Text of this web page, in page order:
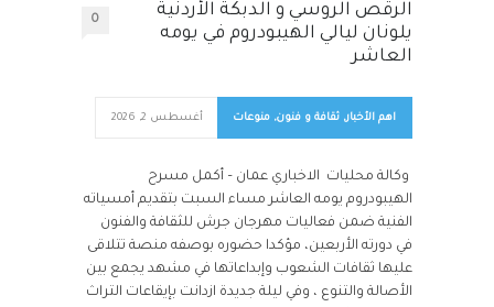
الرقص الروسي و الدبكة الأردنية
يلونان ليالي الهيبودروم في يومه
العاشر
0
اهم الأخبار, ثقافة و فنون, منوعات أغسطس 2, 2026
وكالة محليات الاخباري عمان – أكمل مسرح
الهيبودروم يومه العاشر مساء السبت بتقديم أمسياته
الفنية ضمن فعاليات مهرجان جرش للثقافة والفنون
في دورته الأربعين، مؤكدا حضوره بوصفه منصة تتلاقى
عليها ثقافات الشعوب وإبداعاتها في مشهد يجمع بين
الأصالة والتنوع ، وفي ليلة جديدة ازدانت بإيقاعات التراث